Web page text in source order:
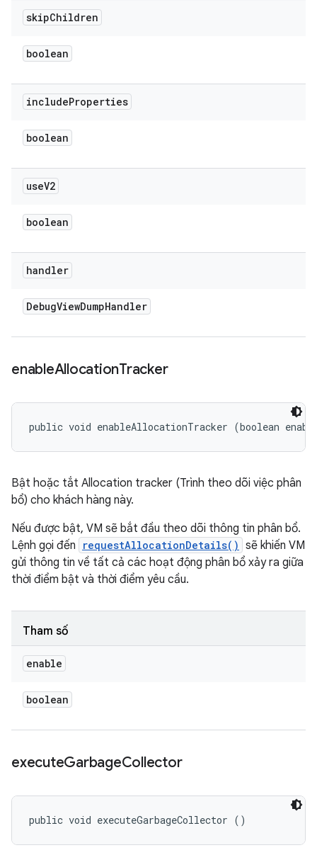
skipChildren
boolean
includeProperties
boolean
useV2
boolean
handler
DebugViewDumpHandler
enableAllocationTracker
public void enableAllocationTracker (boolean
Bật hoặc tắt Allocation tracker (Trình theo dõi việc phân
bổ) cho khách hàng này.
Nếu được bật, VM sẽ bắt đầu theo dõi thông tin phân bổ.
Lệnh gọi đến
requestAllocationDetails() sẽ khiến VM
gửi thông tin về tất cả các hoạt động phân bổ xảy ra giữa
thời điểm bật và thời điểm yêu cầu.
Tham số
enable
boolean
executeGarbageCollector
public void executeGarbageCollector ()